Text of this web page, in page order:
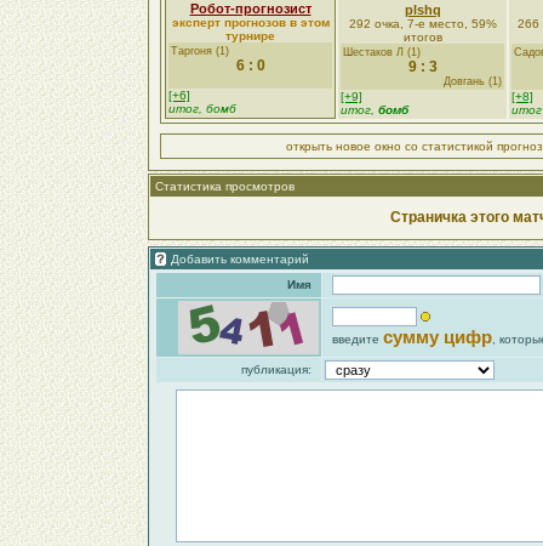
Робот-прогнозист
эксперт прогнозов в этом
турнире
Таргоня (1)
6 : 0
[+6]
итог, бомб
plshq
292 очка, 7-е место, 59%
итогов
Шестаков Л (1)
9 : 3
Довгань (1)
[+9]
итог, бомб
266
[+8]
итог
открыть новое окно со статистикой
Статистика просмотров
Страничка этого
Добавить комментарий
Имя
введите сумму цифр ,
публикация: